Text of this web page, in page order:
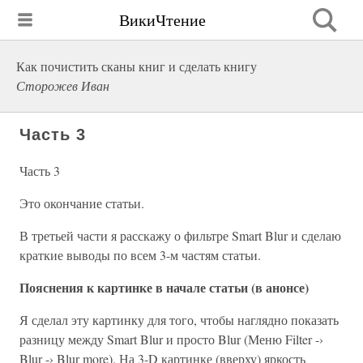
ВикиЧтение
Как почистить сканы книг и сделать книгу
Сторожев Иван
Часть 3
Часть 3
Это окончание статьи.
В третьей части я расскажу о фильтре Smart Blur и сделаю
краткие выводы по всем 3-м частям статьи.
Пояснения к картинке в начале статьи (в анонсе)
Я сделал эту картинку для того, чтобы наглядно показать
разницу между Smart Blur и просто Blur (Меню Filter -›
Blur -› Blur more). На 3-D картинке (вверху) яркость